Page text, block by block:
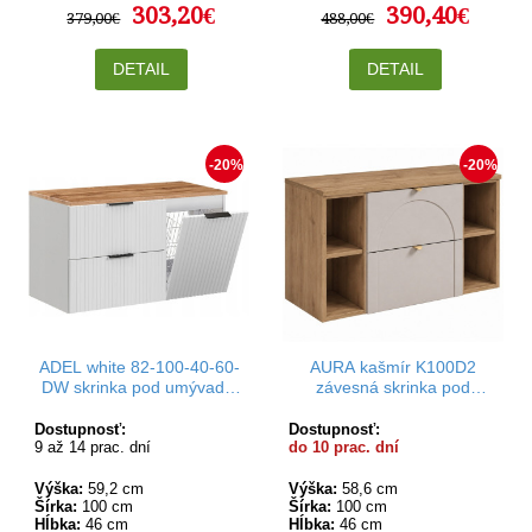
379,00€ 303,20€
DETAIL
488,00€ 390,40€
DETAIL
-20%
ADEL white 82-100-40-60-
DW skrinka pod umývadlo
Dostupnosť:
9 až 14 prac. dní
Výška: 59,2 cm
Šírka: 100 cm
Hĺbka: 46 cm
-20%
AURA kašmír K100D2
závesná skrinka pod
Dostupnosť:
do 10 prac. dní
Výška: 58,6 cm
Šírka: 100 cm
Hĺbka: 46 cm